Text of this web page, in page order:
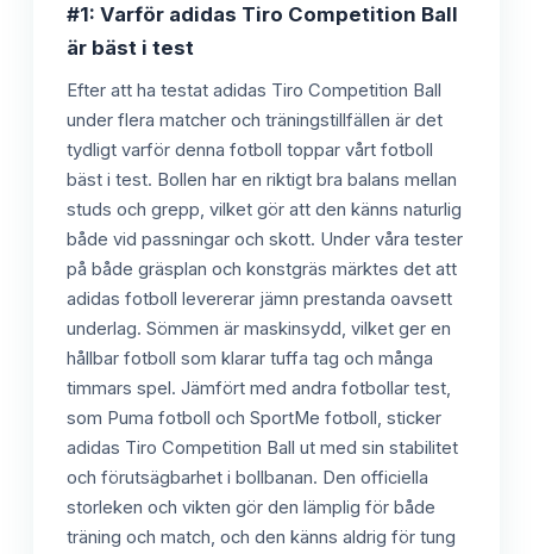
#1: Varför adidas Tiro Competition Ball
är bäst i test
Efter att ha testat adidas Tiro Competition Ball
under flera matcher och träningstillfällen är det
tydligt varför denna fotboll toppar vårt fotboll
bäst i test. Bollen har en riktigt bra balans mellan
studs och grepp, vilket gör att den känns naturlig
både vid passningar och skott. Under våra tester
på både gräsplan och konstgräs märktes det att
adidas fotboll levererar jämn prestanda oavsett
underlag. Sömmen är maskinsydd, vilket ger en
hållbar fotboll som klarar tuffa tag och många
timmars spel. Jämfört med andra fotbollar test,
som Puma fotboll och SportMe fotboll, sticker
adidas Tiro Competition Ball ut med sin stabilitet
och förutsägbarhet i bollbanan. Den officiella
storleken och vikten gör den lämplig för både
träning och match, och den känns aldrig för tung